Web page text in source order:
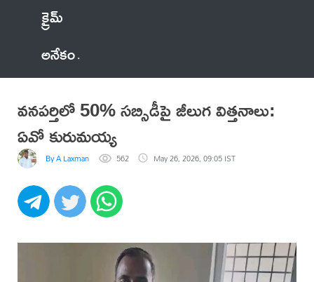
క్రైమ్
అనేకం
వనపర్తిలో 50% సబ్సిడీపై జీలుగ విత్తనాలు:
ఏవో కురుమయ్య
By A Laxman 562 May 26, 2026, 09:05 IST